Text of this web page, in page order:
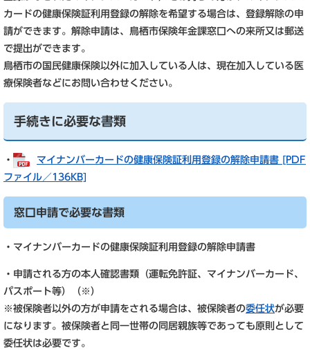
カードの健康保険証利用登録の解除を希望する場合は、登録解除の申
請ができます。解除申請は、鳥栖市保険年金課窓口への来所又は郵送
で提出ができます。
鳥栖市の国民健康保険以外に加入している人は、現在加入している医
療保険者などにお問い合わせください。
手続きに必要な書類
・
マイナンバーカードの健康保険証利用登録の解除申請書 [PDF
ファイル／136KB]
窓口申請で必要な書類
・マイナンバーカードの健康保険証利用登録の解除申請書
・申請される方の本人確認書類（運転免許証、マイナンバーカード、
パスポート等）（※）
※被保険者以外の方が申請をされる場合は、被保険者の委任状が必要
になります。被保険者と同一世帯の同居親族等であっても原則として
委任状は必要です。